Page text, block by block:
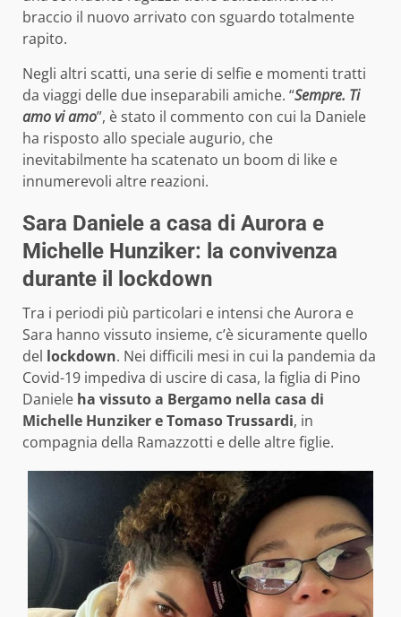
braccio il nuovo arrivato con sguardo totalmente
rapito.
Negli altri scatti, una serie di selfie e momenti tratti
da viaggi delle due inseparabili amiche. “Sempre. Ti
amo vi amo”, è stato il commento con cui la Daniele
ha risposto allo speciale augurio, che
inevitabilmente ha scatenato un boom di like e
innumerevoli altre reazioni.
Sara Daniele a casa di Aurora e
Michelle Hunziker: la convivenza
durante il lockdown
Tra i periodi più particolari e intensi che Aurora e
Sara hanno vissuto insieme, c’è sicuramente quello
del lockdown. Nei difficili mesi in cui la pandemia da
Covid-19 impediva di uscire di casa, la figlia di Pino
Daniele ha vissuto a Bergamo nella casa di
Michelle Hunziker e Tomaso Trussardi, in
compagnia della Ramazzotti e delle altre figlie.